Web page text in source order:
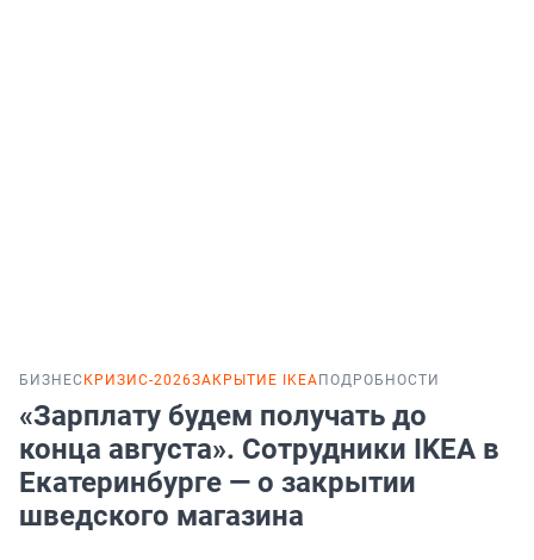
БИЗНЕС КРИЗИС-2026ЗАКРЫТИЕ IKEA ПОДРОБНОСТИ
«Зарплату будем получать до
конца августа». Сотрудники IKEA в
Екатеринбурге — о закрытии
шведского магазина